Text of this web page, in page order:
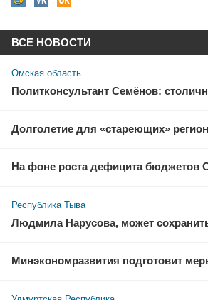
ВСЕ НОВОСТИ
Омская область
Политконсультант Семёнов:
Долголетие для «стареющих»
На фоне роста дефицита бюджетов
Республика Тыва
Людмила Нарусова, может
Минэкономразвития подготовит